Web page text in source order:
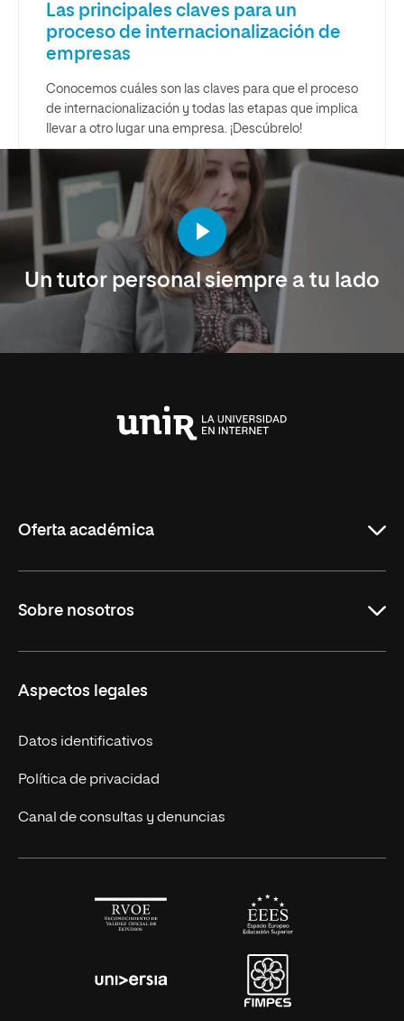
Las principales claves para un
proceso de internacionalización de
empresas
Conocemos cuáles son las claves para que el proceso
de internacionalización y todas las etapas que implica
llevar a otro lugar una empresa. ¡Descúbrelo!
Un tutor personal siempre a tu lado
Oferta académica
Licenciaturas en línea
Másteres Europeos
Cursos Europeos
Títulos Americanos
Alianza Newman
Sobre nosotros
Nuestros alumnos
Únete a nosotros
Actualidad
Solicita información
Aspectos legales
Datos identificativos
Política de privacidad
Canal de consultas y denuncias